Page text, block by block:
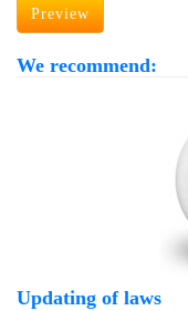
Preview
We recommend:
Updating of laws